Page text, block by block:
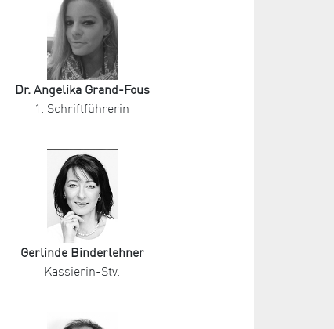
Dr. Angelika Grand-Fous
1. Schriftführerin
Gerlinde Binderlehner
Kassierin-Stv.